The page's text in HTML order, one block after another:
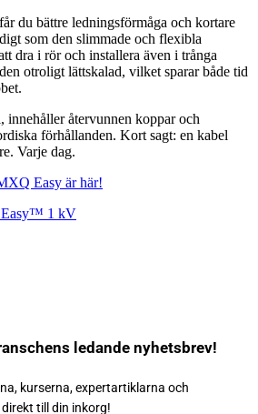
du bättre ledningsförmåga och kortare
som den slimmade och flexibla
dra i rör och installera även i trånga
otroligt lättskalad, vilket sparar både tid
återvunnen koppar och
förhållanden. Kort sagt: en kabel
Varje dag.
Easy är här!
Easy™ 1 kV
ledande nyhetsbrev!
kurserna, expertartiklarna och
till din inkorg!